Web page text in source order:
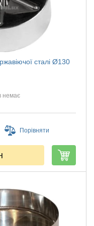
сталі Ø130
немає
Порівняти